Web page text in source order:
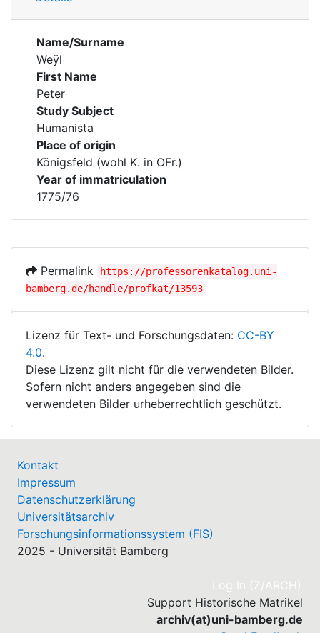
Name/Surname
Weÿl
First Name
Peter
Study Subject
Humanista
Place of origin
Königsfeld (wohl K. in OFr.)
Year of immatriculation
1775/76
Permalink
https://professorenkatalog.uni-
bamberg.de/handle/profkat/13593
Lizenz für Text- und Forschungsdaten: CC-BY
4.0.
Diese Lizenz gilt nicht für die verwendeten Bilder.
Sofern nicht anders angegeben sind die
verwendeten Bilder urheberrechtlich geschützt.
Kontakt
Impressum
Datenschutzerklärung
Universitätsarchiv
Forschungsinformationssystem (FIS)
2025 - Universität Bamberg
Log In (Z/ARCH)
Support Historische Matrikel
archiv(at)uni-bamberg.de